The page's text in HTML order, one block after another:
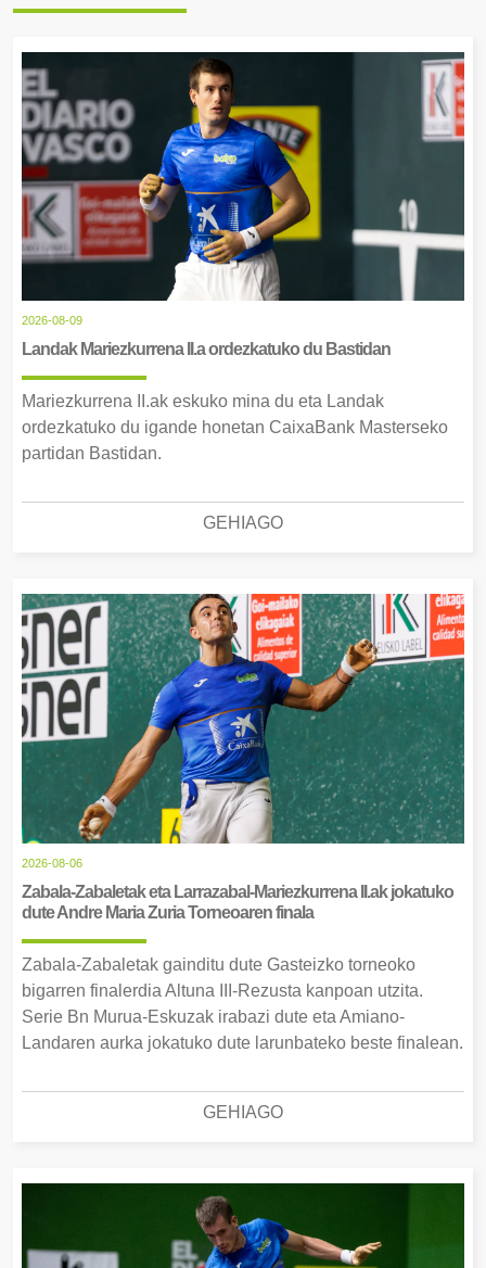
2026-08-09
Landak Mariezkurrena II.a ordezkatuko du Bastidan
Mariezkurrena II.ak eskuko mina du eta Landak
ordezkatuko du igande honetan CaixaBank Masterseko
partidan Bastidan.
GEHIAGO
2026-08-06
Zabala-Zabaletak eta Larrazabal-Mariezkurrena II.ak jokatuko
dute Andre Maria Zuria Torneoaren finala
Zabala-Zabaletak gainditu dute Gasteizko torneoko
bigarren finalerdia Altuna III-Rezusta kanpoan utzita.
Serie Bn Murua-Eskuzak irabazi dute eta Amiano-
Landaren aurka jokatuko dute larunbateko beste finalean.
GEHIAGO